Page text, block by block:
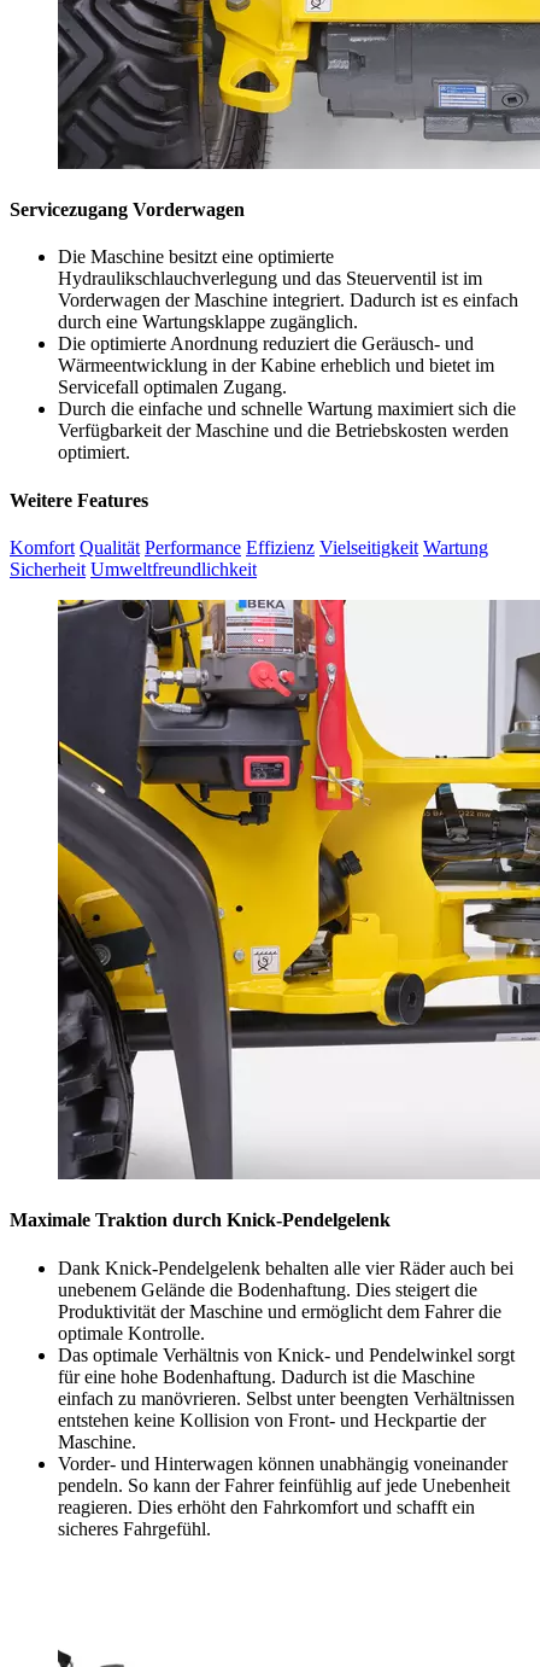
Servicezugang Vorderwagen
Die Maschine besitzt eine optimierte
Hydraulikschlauchverlegung und das Steuerventil ist im
Vorderwagen der Maschine integriert. Dadurch ist es einfach
durch eine Wartungsklappe zugänglich.
Die optimierte Anordnung reduziert die Geräusch- und
Wärmeentwicklung in der Kabine erheblich und bietet im
Servicefall optimalen Zugang.
Durch die einfache und schnelle Wartung maximiert sich die
Verfügbarkeit der Maschine und die Betriebskosten werden
optimiert.
Weitere Features
Komfort Qualität Performance Effizienz Vielseitigkeit Wartung
Sicherheit Umweltfreundlichkeit
Maximale Traktion durch Knick-Pendelgelenk
Dank Knick-Pendelgelenk behalten alle vier Räder auch bei
unebenem Gelände die Bodenhaftung. Dies steigert die
Produktivität der Maschine und ermöglicht dem Fahrer die
optimale Kontrolle.
Das optimale Verhältnis von Knick- und Pendelwinkel sorgt
für eine hohe Bodenhaftung. Dadurch ist die Maschine
einfach zu manövrieren. Selbst unter beengten Verhältnissen
entstehen keine Kollision von Front- und Heckpartie der
Maschine.
Vorder- und Hinterwagen können unabhängig voneinander
pendeln. So kann der Fahrer feinfühlig auf jede Unebenheit
reagieren. Dies erhöht den Fahrkomfort und schafft ein
sicheres Fahrgefühl.